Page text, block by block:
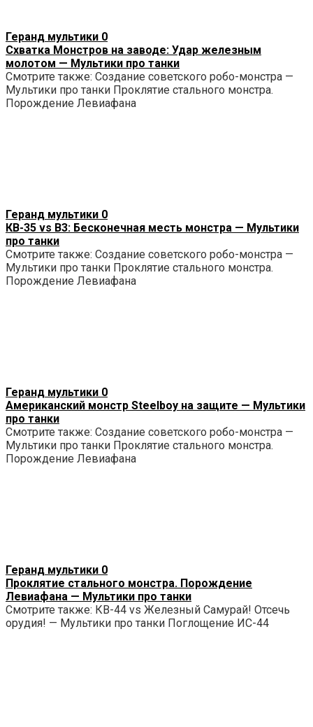
Геранд мультики 0
Схватка Монстров на заводе: Удар железным
молотом — Мультики про танки
Смотрите также: Создание советского робо-монстра —
Мультики про танки Проклятие стального монстра.
Порождение Левиафана
Геранд мультики 0
КВ-35 vs B3: Бесконечная месть монстра — Мультики
про танки
Смотрите также: Создание советского робо-монстра —
Мультики про танки Проклятие стального монстра.
Порождение Левиафана
Геранд мультики 0
Американский монстр Steelboy на защите — Мультики
про танки
Смотрите также: Создание советского робо-монстра —
Мультики про танки Проклятие стального монстра.
Порождение Левиафана
Геранд мультики 0
Проклятие стального монстра. Порождение
Левиафана — Мультики про танки
Смотрите также: КВ-44 vs Железный Самурай! Отсечь
орудия! — Мультики про танки Поглощение ИС-44